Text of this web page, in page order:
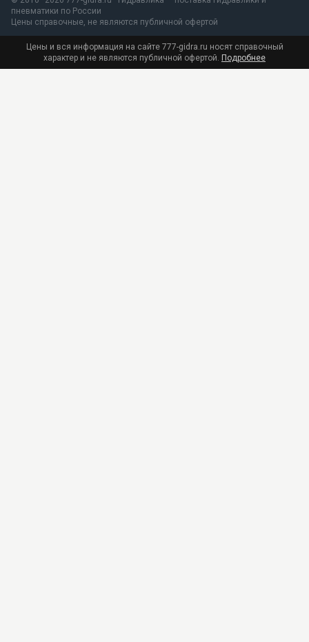
пневматики по России
Цены справочные, не являются публичной офертой
Цены и вся информация на сайте 777-gidra.ru носят справочный
характер и не являются публичной офертой. Подробнее